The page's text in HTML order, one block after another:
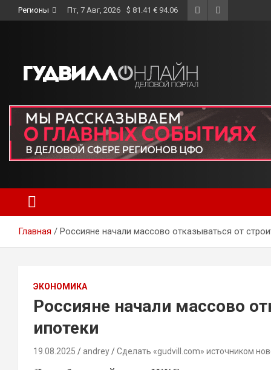
to
Регионы Пт, 7 Авг, 2026 $ 81.41 € 94.06
Главная Россияне начали массово отказываться от
ЭКОНОМИКА
Россияне начали массово
ипотеки
19.08.2025 andrey Сделать «gudvill.com» источником